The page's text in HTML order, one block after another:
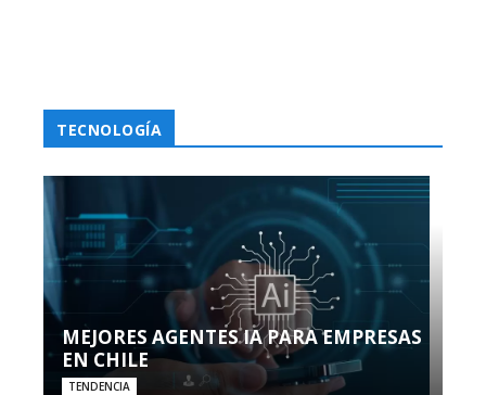
TECNOLOGÍA
MEJORES AGENTES IA PARA EMPRESAS
EN CHILE
TENDENCIA